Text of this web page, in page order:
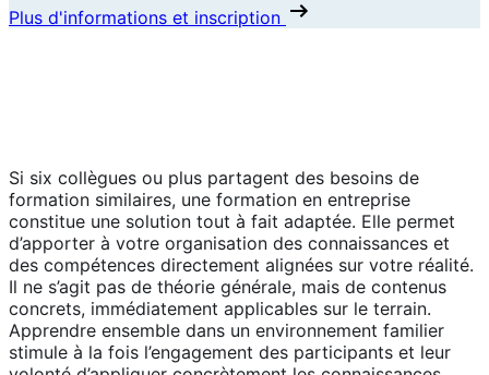
Plus d'informations et inscription
Si six collègues ou plus partagent des besoins de
formation similaires, une formation en entreprise
constitue une solution tout à fait adaptée. Elle permet
d’apporter à votre organisation des connaissances et
des compétences directement alignées sur votre réalité.
Il ne s’agit pas de théorie générale, mais de contenus
concrets, immédiatement applicables sur le terrain.
Apprendre ensemble dans un environnement familier
stimule à la fois l’engagement des participants et leur